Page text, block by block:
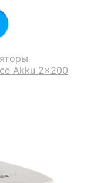
Akku 2x200